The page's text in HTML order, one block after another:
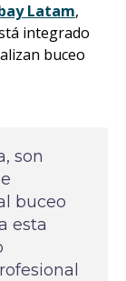
Latam,
integrado
buceo
son
buceo
esta